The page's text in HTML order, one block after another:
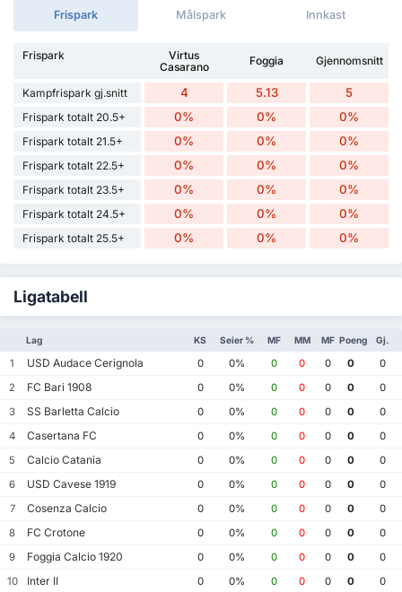
Frispark Målspark Innkast
Frispark
Virtus
Casarano
Foggia Gjennomsnitt
Kampfrispark gj.snitt 4 5.13 5
Frispark totalt 20.5+ 0% 0% 0%
Frispark totalt 21.5+ 0% 0% 0%
Frispark totalt 22.5+ 0% 0% 0%
Frispark totalt 23.5+ 0% 0% 0%
Frispark totalt 24.5+ 0% 0% 0%
Frispark totalt 25.5+ 0% 0% 0%
Ligatabell
Lag KS Seier % MF MM MF Poeng Gj.
1 USD Audace Cerignola 0 0% 0 0 0 0
0
2
FC Bari 1908 0 0% 0 0 0 0
0
3
SS Barletta Calcio 0 0% 0 0 0 0
0
4
Casertana FC 0 0% 0 0 0 0
0
5
Calcio Catania 0 0% 0 0 0 0
0
6
USD Cavese 1919 0 0% 0 0 0 0
0
7
Cosenza Calcio 0 0% 0 0 0 0
0
8
FC Crotone 0 0% 0 0 0 0
0
9
Foggia Calcio 1920 0 0% 0 0 0 0
0
10
Inter II 0 0% 0 0 0 0 0